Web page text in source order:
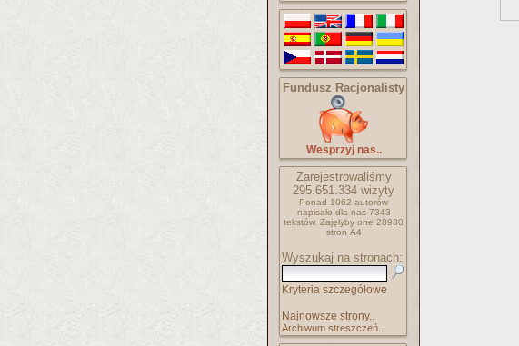
Fundusz Racjonalisty
Wesprzyj nas..
Zarejestrowaliśmy
295.651.334 wizyty
Ponad 1062 autorów
napisało dla nas 7343
tekstów. Zajęłyby one 28930
stron A4
Wyszukaj na stronach:
Kryteria szczegółowe
Najnowsze strony..
Archiwum streszczeń..